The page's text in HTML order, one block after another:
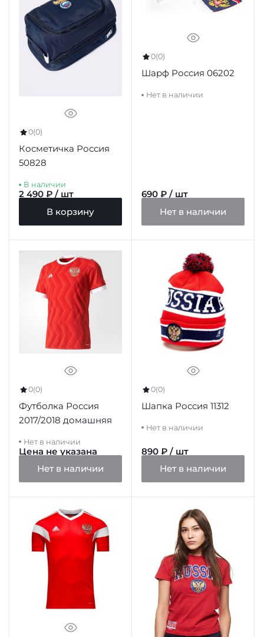
0(0)
Косметичка Россия
50828
В наличии
2 490 ₽ / шт
В корзину
0(0)
Шарф Россия 06202
Нет в наличии
690 ₽ / шт
Нет в наличии
0(0)
Футболка Россия
2017/2018 домашняя
Нет в наличии
Цена не указана
Нет в наличии
0(0)
Шапка Россия 11312
Нет в наличии
890 ₽ / шт
Нет в наличии